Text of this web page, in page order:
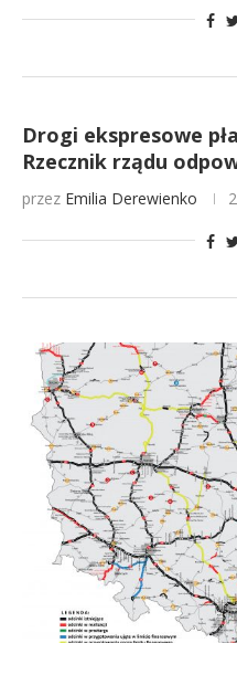
Drogi ekspresowe
Rzecznik rządu
przez Emilia Derewienko